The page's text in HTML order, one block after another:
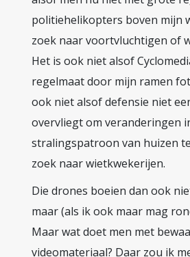
politiehelikopters boven mijn
zoek naar voortvluchtigen of
Het is ook niet alsof
regelmaat door mijn ramen
ook niet alsof defensie niet
overvliegt om veranderingen
stralingspatroon van huizen
zoek naar wietkwekerijen.
Die drones boeien dan ook
maar (als ik ook maar mag
Maar wat doet men met
videomateriaal? Daar zou ik